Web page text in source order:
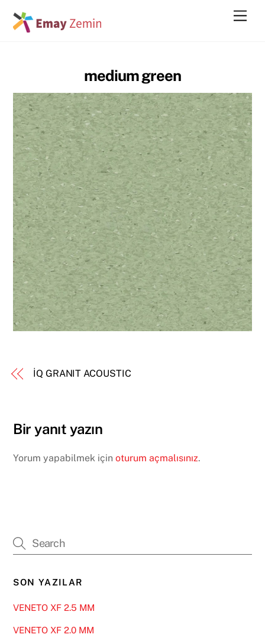
medium green
İQ GRANIT ACOUSTIC
Bir yanıt yazın
Yorum yapabilmek içinoturum açmalısınız.
SON YAZILAR
VENETO XF 2.5 MM
VENETO XF 2.0 MM